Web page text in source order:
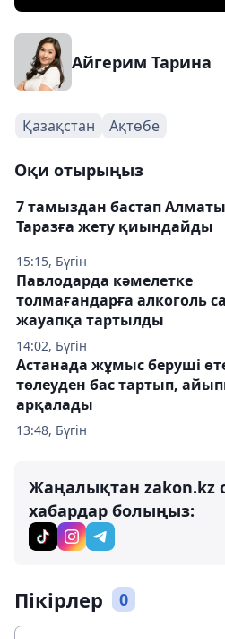
Айгерим Тарина
Қазақстан Ақтөбе
Оқи отырыңыз
15:15, Бүгін
7 тамыздан бастап
Таразға жету қиындайды
14:02, Бүгін
Павлодарда кәмелетке
толмағандарға алкоголь
жауапқа тартылды
13:48, Бүгін
Астанада жұмыс беруші
төлеуден бас тартып,
арқалады
Жаңалықтан zakon.kz
хабардар болыңыз:
Пікірлер 0